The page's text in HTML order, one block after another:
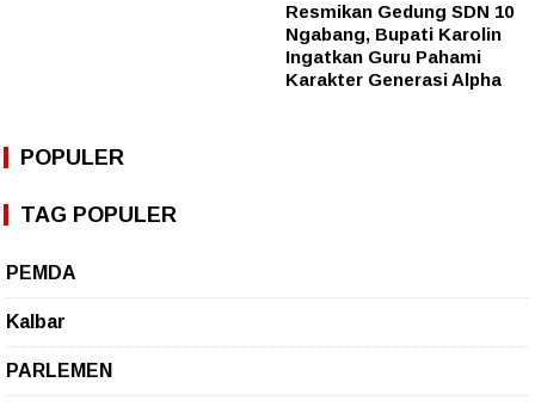
Resmikan Gedung SDN 10
Ngabang, Bupati Karolin
Ingatkan Guru Pahami
Karakter Generasi Alpha
POPULER
TAG POPULER
PEMDA
Kalbar
PARLEMEN